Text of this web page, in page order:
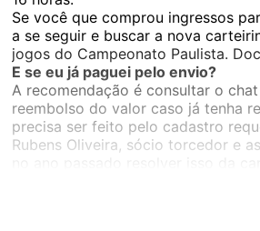
Se você que comprou ingressos
a se seguir e buscar a nova
jogos do Campeonato Paulista.
E se eu já paguei pelo envio?
A recomendação é consultar o
reembolso do valor caso já tenha
precisa ser feito pelo cadastro
Rubens Oliveira, sócio torcedor e
O atendimento foi super rápido,
A situação é um tanto